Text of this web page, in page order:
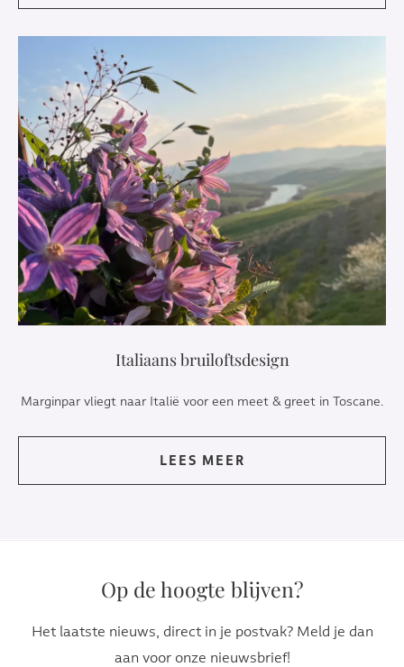
Italiaans bruiloftsdesign
Marginpar vliegt naar Italië voor een meet & greet in Toscane.
LEES MEER
Op de hoogte blijven?
Het laatste nieuws, direct in je postvak? Meld je dan
aan voor onze nieuwsbrief!